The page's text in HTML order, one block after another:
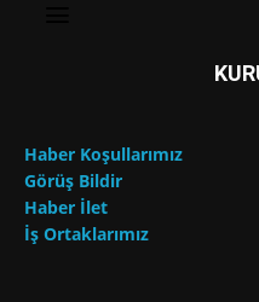
Haber Koşullarımız
Görüş Bildir
Haber İlet
İş Ortaklarımız